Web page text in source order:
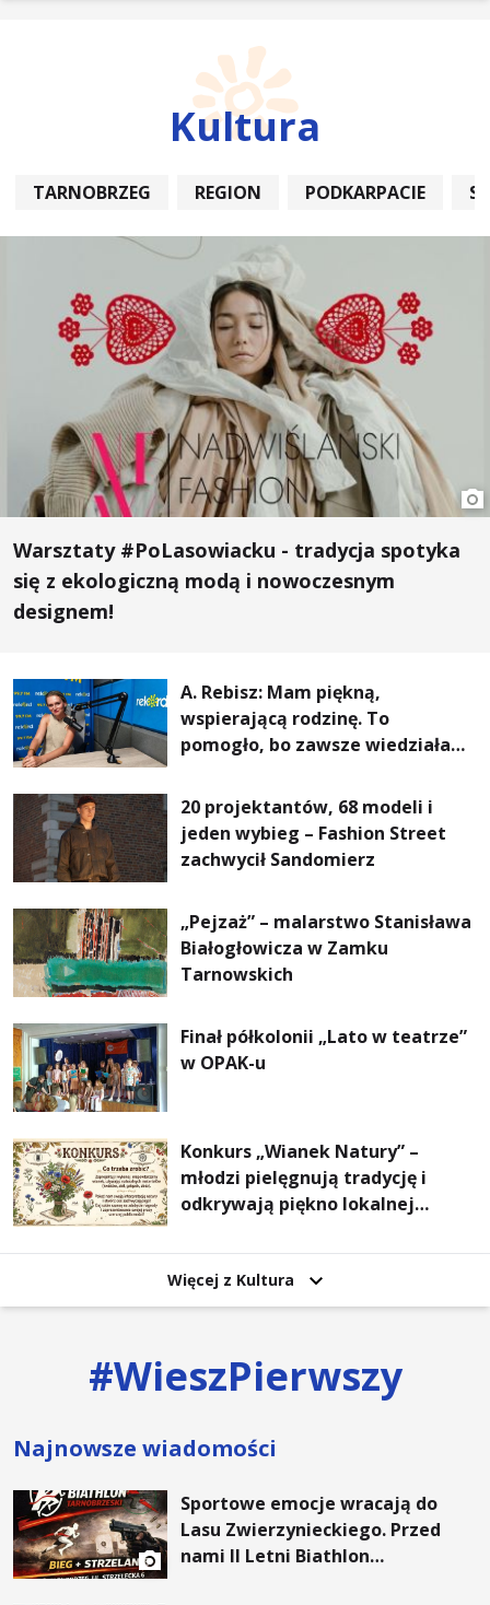
Kultura
TARNOBRZEG REGION PODKARPACIE
Warsztaty #PoLasowiacku - tradycja spotyka
się z ekologiczną modą i nowoczesnym
designem!
A. Rebisz: Mam piękną,
wspierającą rodzinę. To
pomogło, bo zawsze wiedziałam,
najważniejsza
20 projektantów, 68 modeli i
jeden wybieg – Fashion Street
zachwycił Sandomierz
„Pejzaż” – malarstwo Stanisława
Białogłowicza w Zamku
Tarnowskich
Finał półkolonii „Lato w teatrze”
w OPAK-u
Konkurs „Wianek Natury” –
młodzi pielęgnują tradycję i
odkrywają piękno lokalnej
Więcej z Kultura
#WieszPierwszy
Najnowsze wiadomości
Sportowe emocje wracają do
Lasu Zwierzynieckiego. Przed
nami II Letni Biathlon